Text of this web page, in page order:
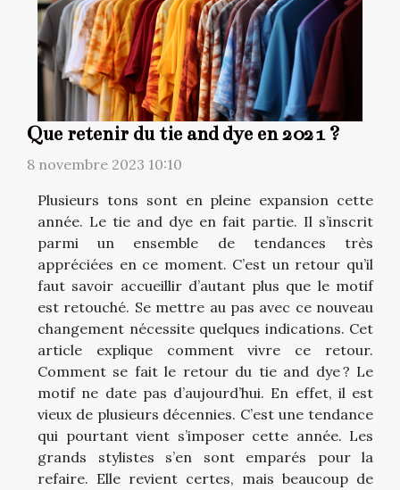
Que retenir du tie and dye en 2021 ?
8 novembre 2023 10:10
Plusieurs tons sont en pleine expansion cette
année. Le tie and dye en fait partie. Il s’inscrit
parmi un ensemble de tendances très
appréciées en ce moment. C’est un retour qu’il
faut savoir accueillir d’autant plus que le motif
est retouché. Se mettre au pas avec ce nouveau
changement nécessite quelques indications. Cet
article explique comment vivre ce retour.
Comment se fait le retour du tie and dye ? Le
motif ne date pas d’aujourd’hui. En effet, il est
vieux de plusieurs décennies. C’est une tendance
qui pourtant vient s’imposer cette année. Les
grands stylistes s’en sont emparés pour la
refaire. Elle revient certes, mais beaucoup de